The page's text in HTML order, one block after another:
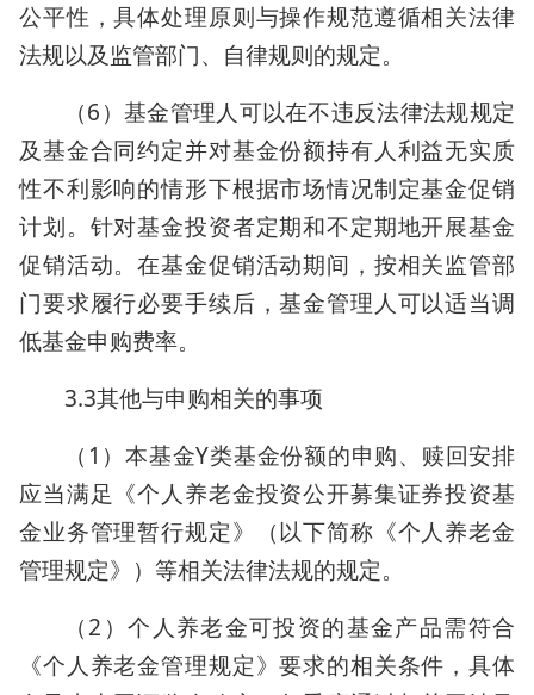
公平性，具体处理原则与操作规范遵循相关法律
法规以及监管部门、自律规则的规定。
（6）基金管理人可以在不违反法律法规规定
及基金合同约定并对基金份额持有人利益无实质
性不利影响的情形下根据市场情况制定基金促销
计划。针对基金投资者定期和不定期地开展基金
促销活动。在基金促销活动期间，按相关监管部
门要求履行必要手续后，基金管理人可以适当调
低基金申购费率。
3.3其他与申购相关的事项
（1）本基金Y类基金份额的申购、赎回安排
应当满足《个人养老金投资公开募集证券投资基
金业务管理暂行规定》（以下简称《个人养老金
管理规定》）等相关法律法规的规定。
（2）个人养老金可投资的基金产品需符合
《个人养老金管理规定》要求的相关条件，具体